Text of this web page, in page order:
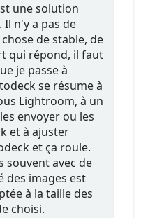
une solution
n'y a pas de
de stable, de
qui répond, il faut
je passe à
se résume à
Lightroom, à un
envoyer ou les
et à ajuster
et ça roule.
souvent avec de
des images est
à la taille des
choisi.